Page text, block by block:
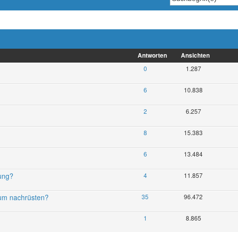
Antworten Ansichten
0 1.287
6 10.838
2 6.257
8 15.383
6 13.484
4 11.857
nachrüsten? 35 96.472
1 8.865